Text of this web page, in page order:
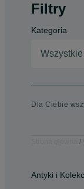
Filtry
Kategoria
Dla Ciebie
Antyki i